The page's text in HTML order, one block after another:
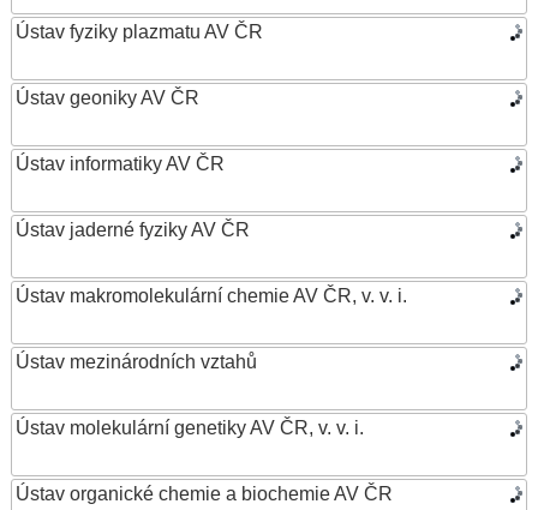
Ústav fyziky plazmatu AV ČR
Ústav geoniky AV ČR
Ústav informatiky AV ČR
Ústav jaderné fyziky AV ČR
Ústav makromolekulární chemie AV ČR, v. v. i.
Ústav mezinárodních vztahů
Ústav molekulární genetiky AV ČR, v. v. i.
Ústav organické chemie a biochemie AV ČR